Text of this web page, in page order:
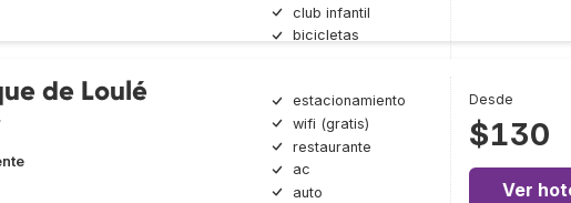
club infantil
bicicletas
de Loulé
estacionamiento
wifi (gratis)
restaurante
ac
auto
Desde
$130
Ver